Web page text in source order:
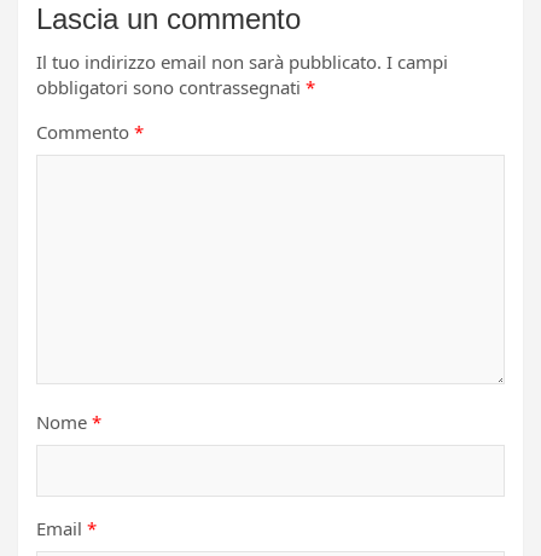
Lascia un commento
Il tuo indirizzo email non sarà pubblicato. I campi
obbligatori sono contrassegnati *
Commento *
Nome *
Email *